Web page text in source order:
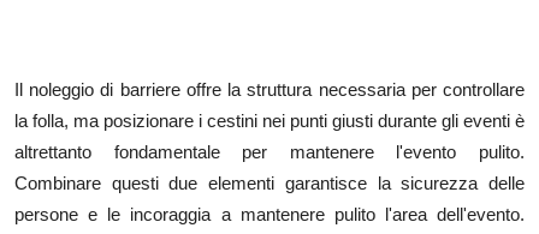
Il noleggio di barriere offre la struttura necessaria per controllare
la folla, ma posizionare i cestini nei punti giusti durante gli eventi è
altrettanto fondamentale per mantenere l'evento pulito.
Combinare questi due elementi garantisce la sicurezza delle
persone e le incoraggia a mantenere pulito l'area dell'evento.